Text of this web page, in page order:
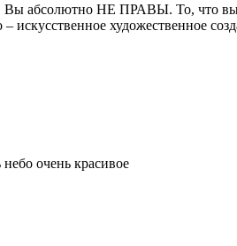
абсолютно НЕ ПРАВЫ. То, что вы
– искусственное художественное
очень красивое